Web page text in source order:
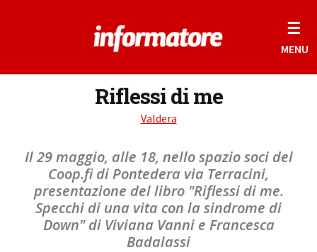
☰
MENU
Riflessi di me
Valdera
Il 29 maggio, alle 18, nello spazio soci del
Coop.fi di Pontedera via Terracini,
presentazione del libro "Riflessi di me.
Specchi di una vita con la sindrome di
Down" di Viviana Vanni e Francesca
Badalassi